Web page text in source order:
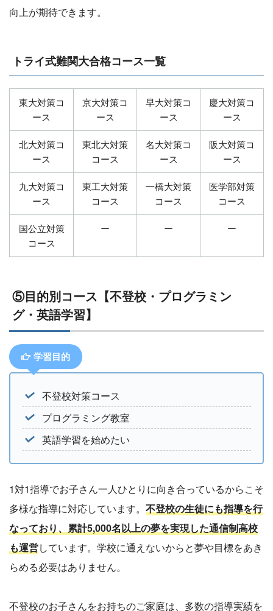
向上が期待できます。
トライ式難関大合格コース一覧
東大対策コ
ース
京大対策コ
ース
早大対策コ
ース
慶大対策コ
ース
北大対策コ
ース
東北大対策
コース
名大対策コ
ース
阪大対策コ
ース
九大対策コ
ース
東工大対策
コース
一橋大対策
コース
医学部対策
コース
国公立対策
コース
ー ー ー
⑤目的別コース【不登校・プログラミン
グ・英語学習】
学習目的
不登校対策コース
プログラミング教室
英語学習を始めたい
1対1指導でお子さん一人ひとりに向き合っているからこそ
多様な指導に対応しています。 不登校の生徒にも指導を行
なっており、累計5,000名以上の夢を実現した通信制高校
も運営しています。学校に通えないからと夢や目標をあき
らめる必要はありません。
不登校のお子さんをお持ちのご家庭は、多数の指導実績を